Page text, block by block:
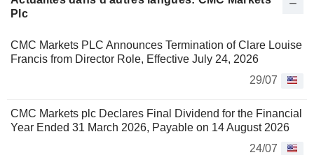
Plc
CMC Markets PLC Announces Termination of Clare Louise
Francis from Director Role, Effective July 24, 2026
29/07
CMC Markets plc Declares Final Dividend for the Financial
Year Ended 31 March 2026, Payable on 14 August 2026
24/07